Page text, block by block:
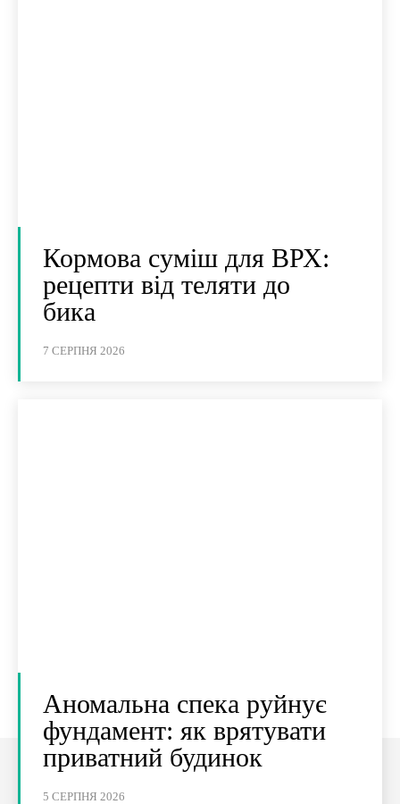
Кормова суміш для ВРХ:
рецепти від теляти до
бика
7 СЕРПНЯ 2026
Аномальна спека руйнує
фундамент: як врятувати
приватний будинок
5 СЕРПНЯ 2026